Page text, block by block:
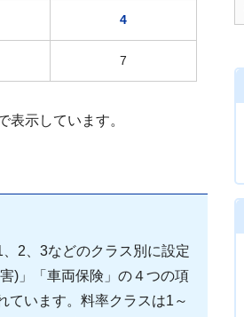
4
7
示しています。
2、3などのクラス別に設定
)」「車両保険」の４つの項
ています。料率クラスは1～